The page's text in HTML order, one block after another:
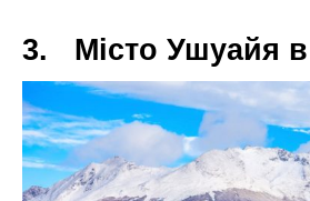
3. Місто Ушуайя в